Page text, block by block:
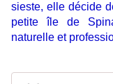
sieste, elle décide
petite île de
naturelle et